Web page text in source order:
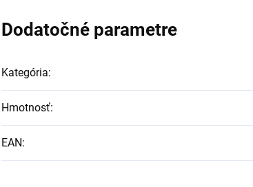
Dodatočné parametre
Kategória:
Hmotnosť:
EAN: